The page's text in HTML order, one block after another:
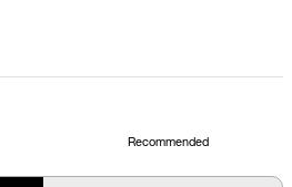
Recommended